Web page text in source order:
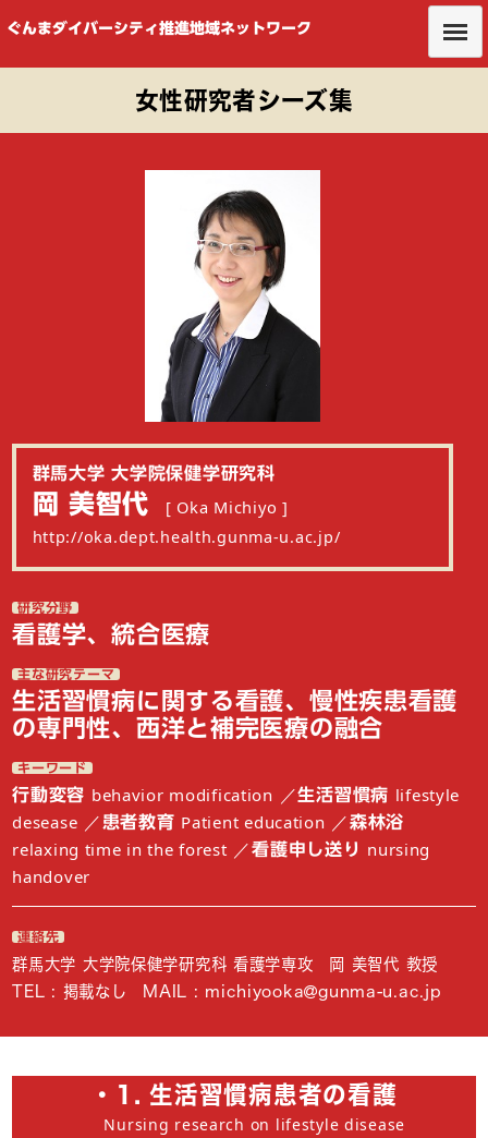
ぐんまダイバーシティ推進地域ネットワーク
女性研究者シーズ集
群馬大学 大学院保健学研究科
岡 美智代 [ Oka Michiyo ]
http://oka.dept.health.gunma-u.ac.jp/
研究分野
看護学、統合医療
主な研究テーマ
生活習慣病に関する看護、慢性疾患看護
の専門性、西洋と補完医療の融合
キーワード
行動変容 behavior modification 生活習慣病 lifestyle
desease
患者教育 Patient education 森林浴
relaxing time in the forest 看護申し送り nursing
handover
連絡先
群馬大学 大学院保健学研究科 看護学専攻 岡 美智代 教授
TEL : 掲載なし MAIL : michiyooka
gunma-u.ac.jp
・1. 生活習慣病患者の看護
Nursing research on lifestyle disease